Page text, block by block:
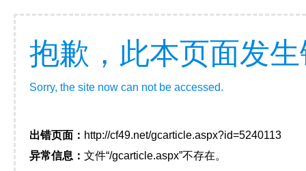
抱歉，此本页面发
Sorry, the site now can not be accessed.
出错页面： http://cf49.net/gcarticle.aspx?id=5240113
异常信息： 文件“/gcarticle.aspx”不存在。